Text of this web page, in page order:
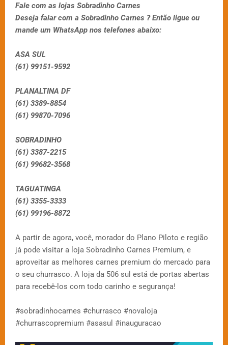
Fale com as lojas Sobradinho Carnes
Deseja falar com a Sobradinho Carnes ? Então ligue ou
mande um WhatsApp nos telefones abaixo:
ASA SUL
(61) 99151-9592
PLANALTINA DF
(61) 3389-8854
(61) 99870-7096
SOBRADINHO
(61) 3387-2215
(61) 99682-3568
TAGUATINGA
(61) 3355-3333
(61) 99196-8872
A partir de agora, você, morador do Plano Piloto e região
já pode visitar a loja Sobradinho Carnes Premium, e
aproveitar as melhores carnes premium do mercado para
o seu churrasco. A loja da 506 sul está de portas abertas
para recebê-los com todo carinho e segurança!
#sobradinhocarnes #churrasco #novaloja
#churrascopremium #asasul #inauguracao